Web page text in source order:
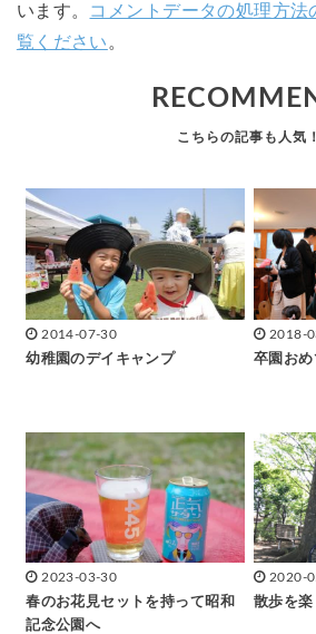
います。 コメントデータの処理方法
覧ください 。
2014-07-30
幼稚園のデイキャンプ
2018-
卒園おめ
2023-03-30
春のお花見セットを持って昭和
記念公園へ
2020-
散歩を楽